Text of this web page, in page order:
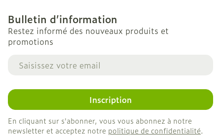
Bulletin d’information
Restez informé des nouveaux produits et
promotions
Adresse mail
Inscription
En cliquant sur s'abonner, vous vous abonnez à notre
newsletter et acceptez notre politique de confidentialité.